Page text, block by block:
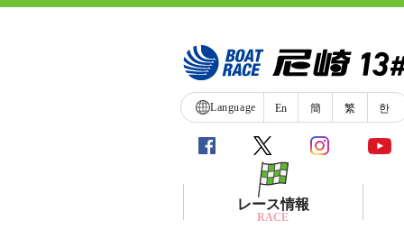
Language En 簡 繁 한
レース情報
RACE